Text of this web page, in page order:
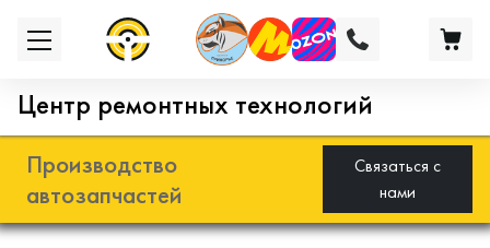
Центр ремонтных технологий
Производство
автозапчастей
Связаться с
нами